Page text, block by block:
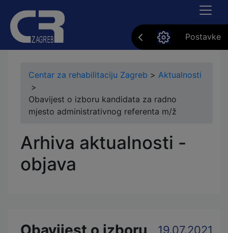
Postavke
Centar za rehabilitaciju Zagreb > Aktualnosti
>
Obavijest o izboru kandidata za radno
mjesto administrativnog referenta m/ž
Arhiva aktualnosti -
objava
19.07.2021